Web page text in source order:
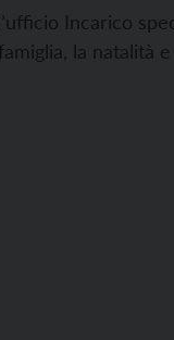
Incarico
la natalità